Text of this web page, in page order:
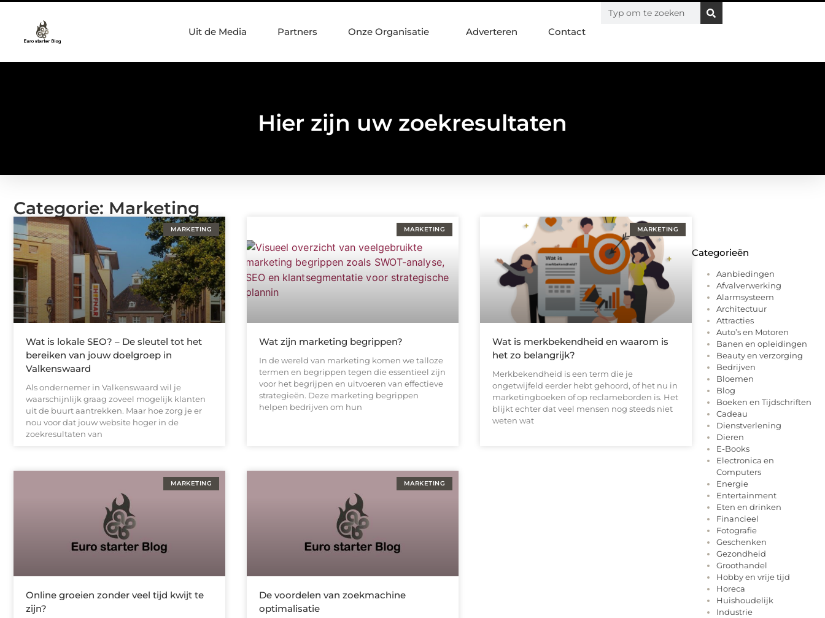
Uit de Media Partners Onze Organisatie Adverteren Contact
Hier zijn uw zoekresultaten
Categorie: Marketing
MARKETING
Wat is lokale SEO? – De sleutel tot het
bereiken van jouw doelgroep in
Valkenswaard
Als ondernemer in Valkenswaard wil je
waarschijnlijk graag zoveel mogelijk klanten
uit de buurt aantrekken. Maar hoe zorg je er
nou voor dat jouw website hoger in de
zoekresultaten van
MARKETING
Wat zijn marketing begrippen?
In de wereld van marketing komen we talloze
termen en begrippen tegen die essentieel zijn
voor het begrijpen en uitvoeren van effectieve
strategieën. Deze marketing begrippen
helpen bedrijven om hun
MARKETING
Wat is merkbekendheid en waarom is
het zo belangrijk?
Merkbekendheid is een term die je
ongetwijfeld eerder hebt gehoord, of het nu in
marketingboeken of op reclameborden is. Het
blijkt echter dat veel mensen nog steeds niet
weten wat
MARKETING
Online groeien zonder veel tijd kwijt te
zijn?
MARKETING
De voordelen van zoekmachine
optimalisatie
Categorieën
Aanbiedingen
Afvalverwerking
Alarmsysteem
Architectuur
Attracties
Auto’s en Motoren
Banen en opleidingen
Beauty en verzorging
Bedrijven
Bloemen
Blog
Boeken en Tijdschriften
Cadeau
Dienstverlening
Dieren
E-Books
Electronica en
Computers
Energie
Entertainment
Eten en drinken
Financieel
Fotografie
Geschenken
Gezondheid
Groothandel
Hobby en vrije tijd
Horeca
Huishoudelijk
Industrie